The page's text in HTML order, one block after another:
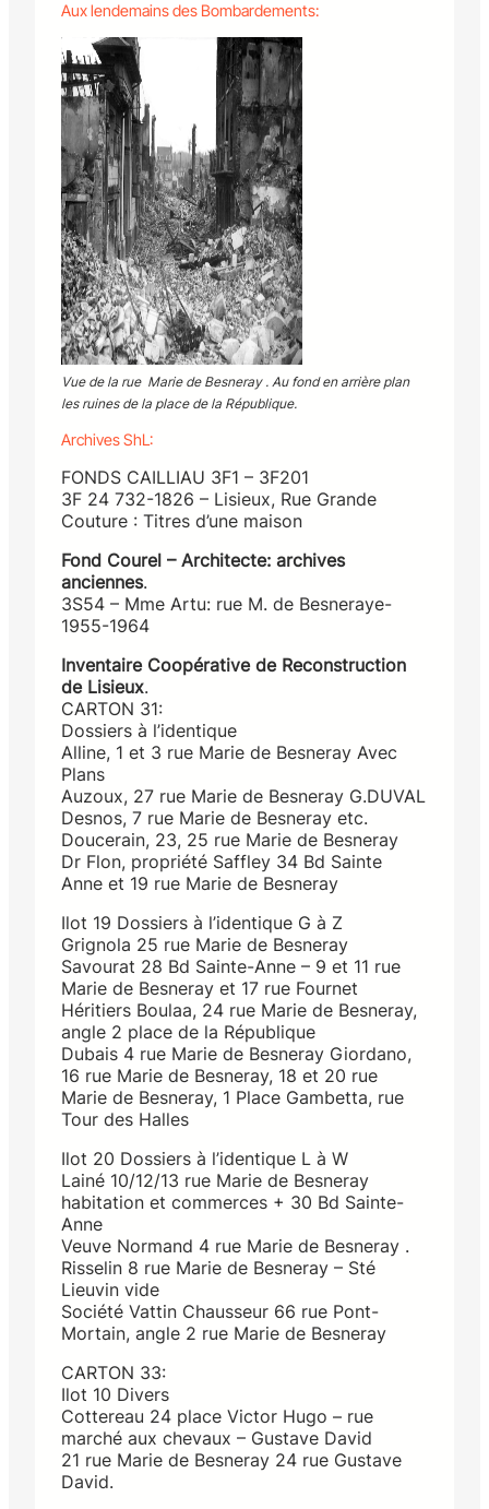
Aux lendemains des Bombardements:
Vue de la rue Marie de Besneray . Au fond en arrière plan
les ruines de la place de la République.
Archives ShL:
FONDS CAILLIAU 3F1 – 3F201
3F 24 732-1826 – Lisieux, Rue Grande
Couture : Titres d’une maison
Fond Courel – Architecte: archives
anciennes.
3S54 – Mme Artu: rue M. de Besneraye-
1955-1964
Inventaire Coopérative de Reconstruction
de Lisieux.
CARTON 31:
Dossiers à l’identique
Alline, 1 et 3 rue Marie de Besneray Avec
Plans
Auzoux, 27 rue Marie de Besneray G.DUVAL
Desnos, 7 rue Marie de Besneray etc.
Doucerain, 23, 25 rue Marie de Besneray
Dr Flon, propriété Saffley 34 Bd Sainte
Anne et 19 rue Marie de Besneray
Ilot 19 Dossiers à l’identique G à Z
Grignola 25 rue Marie de Besneray
Savourat 28 Bd Sainte-Anne – 9 et 11 rue
Marie de Besneray et 17 rue Fournet
Héritiers Boulaa, 24 rue Marie de Besneray,
angle 2 place de la République
Dubais 4 rue Marie de Besneray Giordano,
16 rue Marie de Besneray, 18 et 20 rue
Marie de Besneray, 1 Place Gambetta, rue
Tour des Halles
Ilot 20 Dossiers à l’identique L à W
Lainé 10/12/13 rue Marie de Besneray
habitation et commerces + 30 Bd Sainte-
Anne
Veuve Normand 4 rue Marie de Besneray .
Risselin 8 rue Marie de Besneray – Sté
Lieuvin vide
Société Vattin Chausseur 66 rue Pont-
Mortain, angle 2 rue Marie de Besneray
CARTON 33:
Ilot 10 Divers
Cottereau 24 place Victor Hugo – rue
marché aux chevaux – Gustave David
21 rue Marie de Besneray 24 rue Gustave
David.